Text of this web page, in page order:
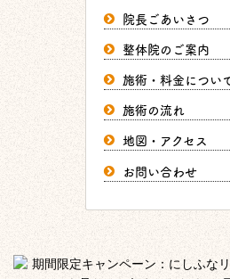
院長ごあいさつ
整体院のご案内
施術・料金につい
施術の流れ
地図・アクセス
お問い合わせ